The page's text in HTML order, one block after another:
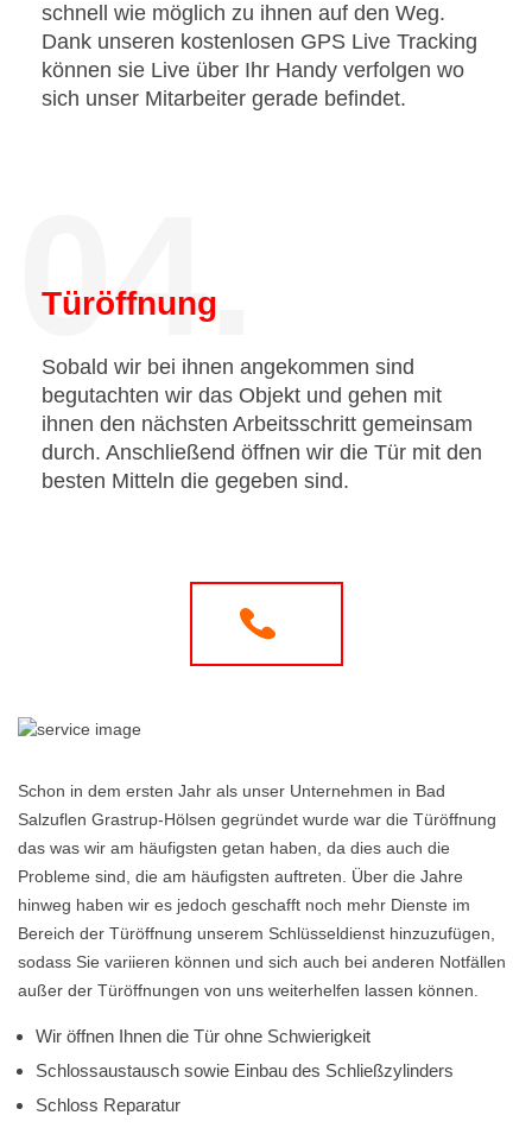
schnell wie möglich zu ihnen auf den Weg.
Dank unseren kostenlosen GPS Live Tracking
können sie Live über Ihr Handy verfolgen wo
sich unser Mitarbeiter gerade befindet.
04.
Türöffnung
Sobald wir bei ihnen angekommen sind
begutachten wir das Objekt und gehen mit
ihnen den nächsten Arbeitsschritt gemeinsam
durch. Anschließend öffnen wir die Tür mit den
besten Mitteln die gegeben sind.
Schon in dem ersten Jahr als unser Unternehmen in Bad
Salzuflen Grastrup-Hölsen gegründet wurde war die Türöffnung
das was wir am häufigsten getan haben, da dies auch die
Probleme sind, die am häufigsten auftreten. Über die Jahre
hinweg haben wir es jedoch geschafft noch mehr Dienste im
Bereich der Türöffnung unserem Schlüsseldienst hinzuzufügen,
sodass Sie variieren können und sich auch bei anderen Notfällen
außer der Türöffnungen von uns weiterhelfen lassen können.
Wir öffnen Ihnen die Tür ohne Schwierigkeit
Schlossaustausch sowie Einbau des Schließzylinders
Schloss Reparatur